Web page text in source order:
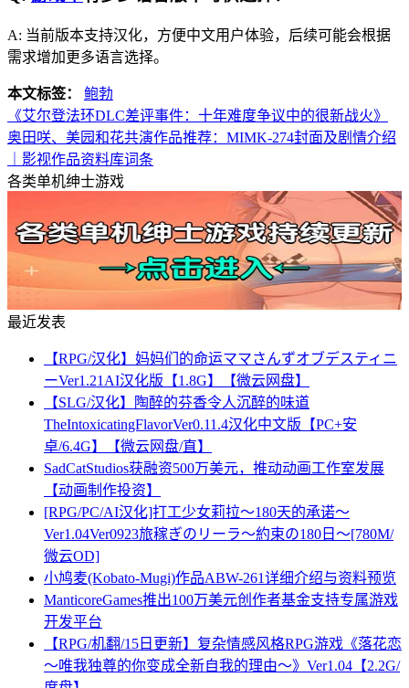
A: 当前版本支持汉化，方便中文用户体验，后续可能会根据
需求增加更多语言选择。
本文标签：
鲍勃
《艾尔登法环DLC差评事件：十年难度争议中的很新战火》
奥田咲、美园和花共演作品推荐：MIMK-274封面及剧情介绍
｜影视作品资料库词条
各类单机绅士游戏
最近发表
【RPG/汉化】妈妈们的命运ママさんずオブデスティニ
ーVer1.21AI汉化版【1.8G】【微云网盘】
【SLG/汉化】陶醉的芬香令人沉醉的味道
TheIntoxicatingFlavorVer0.11.4汉化中文版【PC+安
卓/6.4G】【微云网盘/直】
SadCatStudios获融资500万美元，推动动画工作室发展
【动画制作投资】
[RPG/PC/AI汉化]打工少女莉拉～180天的承诺～
Ver1.04Ver0923旅稼ぎのリーラ～約束の180日～[780M/
微云OD]
小鸠麦(Kobato-Mugi)作品ABW-261详细介绍与资料预览
ManticoreGames推出100万美元创作者基金支持专属游戏
开发平台
【RPG/机翻/15日更新】复杂情感风格RPG游戏《落花恋
～唯我独尊的你变成全新自我的理由～》Ver1.04【2.2G/